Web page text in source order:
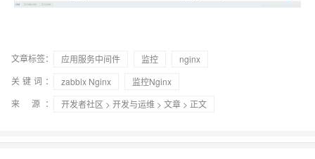
文章标签： 应用服务中间件 监控
nginx
关键词：
zabbix Nginx
监控Nginx
来 源：
开发者社区 > 开发与运维 > 文章 > 正文